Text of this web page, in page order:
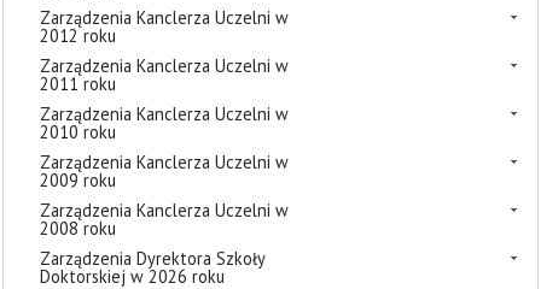
Zarządzenia Kanclerza Uczelni w
2012 roku
Zarządzenia Kanclerza Uczelni w
2011 roku
Zarządzenia Kanclerza Uczelni w
2010 roku
Zarządzenia Kanclerza Uczelni w
2009 roku
Zarządzenia Kanclerza Uczelni w
2008 roku
Zarządzenia Dyrektora Szkoły
Doktorskiej w 2026 roku